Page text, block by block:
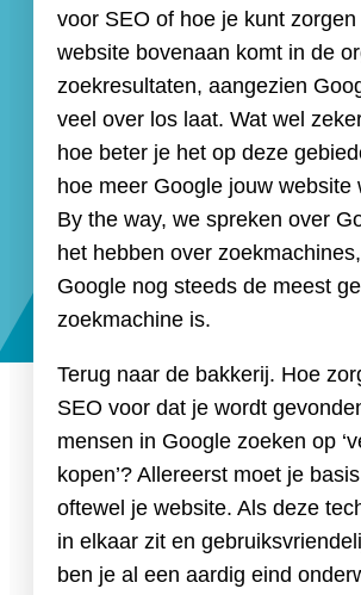
voor SEO of hoe je kunt
website bovenaan komt in de
zoekresultaten, aangezien
veel over los laat. Wat wel
hoe beter je het op deze
hoe meer Google jouw website
By the way, we spreken over
het hebben over
Google nog steeds de meest
zoekmachine is.
Terug naar de bakkerij. Hoe
SEO voor dat je wordt
mensen in Google zoeken op
kopen’? Allereerst moet je
oftewel je website. Als deze
in elkaar zit en
ben je al een aardig eind